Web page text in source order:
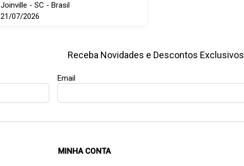
Joinville - SC - Brasil
21/07/2026
Receba Novidades e Descontos Exclusivos
Email
MINHA CONTA